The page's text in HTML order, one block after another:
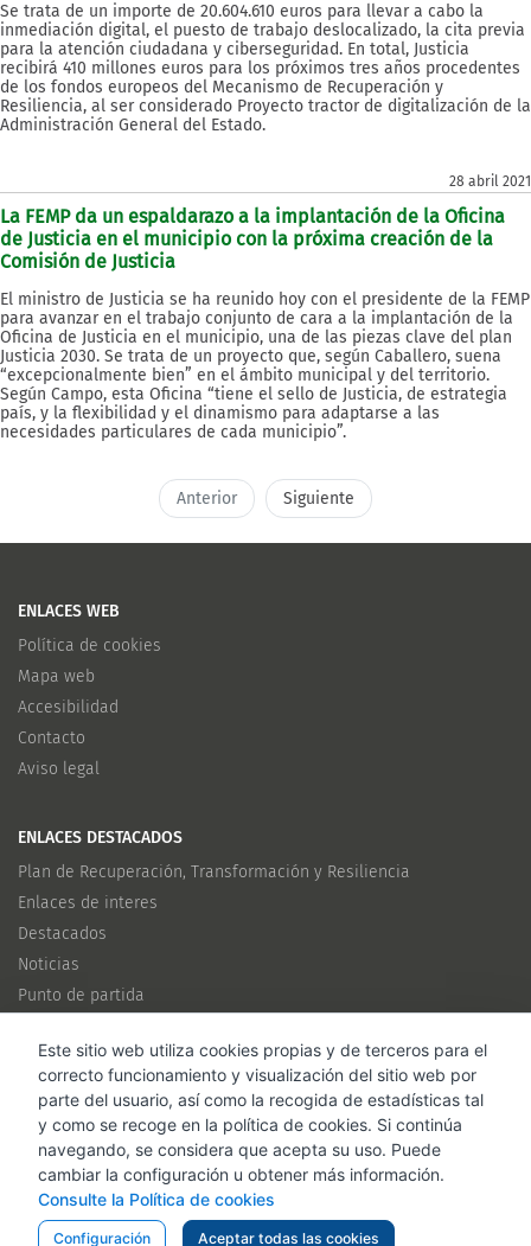
Se trata de un importe de 20.604.610 euros para llevar a cabo la
inmediación digital, el puesto de trabajo deslocalizado, la cita previa
para la atención ciudadana y ciberseguridad. En total, Justicia
recibirá 410 millones euros para los próximos tres años procedentes
de los fondos europeos del Mecanismo de Recuperación y
Resiliencia, al ser considerado Proyecto tractor de digitalización de la
Administración General del Estado.
28 abril 2021
La FEMP da un espaldarazo a la implantación de la Oficina
de Justicia en el municipio con la próxima creación de la
Comisión de Justicia
El ministro de Justicia se ha reunido hoy con el presidente de la FEMP
para avanzar en el trabajo conjunto de cara a la implantación de la
Oficina de Justicia en el municipio, una de las piezas clave del plan
Justicia 2030. Se trata de un proyecto que, según Caballero, suena
“excepcionalmente bien” en el ámbito municipal y del territorio.
Según Campo, esta Oficina “tiene el sello de Justicia, de estrategia
país, y la flexibilidad y el dinamismo para adaptarse a las
necesidades particulares de cada municipio”.
Anterior Siguiente
ENLACES WEB
Política de cookies
Mapa web
Accesibilidad
Contacto
Aviso legal
ENLACES DESTACADOS
Plan de Recuperación, Transformación y Resiliencia
Enlaces de interes
Destacados
Noticias
Punto de partida
CANALES
Twitter
Este sitio web utiliza cookies propias y de terceros para el
correcto funcionamiento y visualización del sitio web por
parte del usuario, así como la recogida de estadísticas tal
y como se recoge en la política de cookies. Si continúa
navegando, se considera que acepta su uso. Puede
cambiar la configuración u obtener más información.
Consulte la Política de cookies
Configuración Aceptar todas las cookies